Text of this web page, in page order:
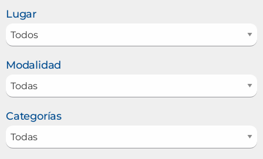
Lugar
Modalidad
Categorías